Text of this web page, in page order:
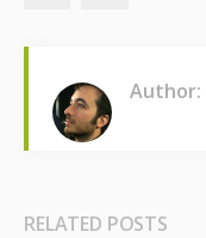
Author:
RELATED POSTS